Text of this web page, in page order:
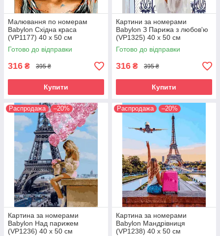
Малювання по номерам
Babylon Східна краса
(VP1177) 40 х 50 см
Готово до відправки
316 ₴ 395 ₴
Купити
Картини за номерами
Babylon З Парижа з любов'ю
(VP1325) 40 х 50 см
Готово до відправки
316 ₴ 395 ₴
Купити
Распродажа –20%
Картина за номерами
Babylon Над парижем
(VP1236) 40 х 50 см
Распродажа –20%
Картина за номерами
Babylon Мандрівниця
(VP1238) 40 х 50 см